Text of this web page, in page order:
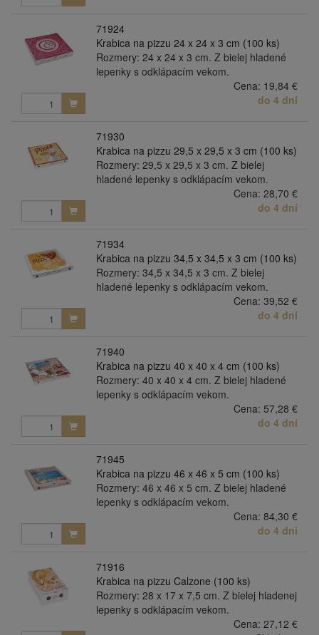
71924
Krabica na pizzu 24 x 24 x 3 cm (100 ks)
Rozmery: 24 x 24 x 3 cm. Z bielej hladené
lepenky s odklápacím vekom.
Cena: 19,84 €
do 4 dní
71930
Krabica na pizzu 29,5 x 29,5 x 3 cm (100 ks)
Rozmery: 29,5 x 29,5 x 3 cm. Z bielej
hladené lepenky s odklápacím vekom.
Cena: 28,70 €
do 4 dní
71934
Krabica na pizzu 34,5 x 34,5 x 3 cm (100 ks)
Rozmery: 34,5 x 34,5 x 3 cm. Z bielej
hladené lepenky s odklápacím vekom.
Cena: 39,52 €
do 4 dní
71940
Krabica na pizzu 40 x 40 x 4 cm (100 ks)
Rozmery: 40 x 40 x 4 cm. Z bielej hladené
lepenky s odklápacím vekom.
Cena: 57,28 €
do 4 dní
71945
Krabica na pizzu 46 x 46 x 5 cm (100 ks)
Rozmery: 46 x 46 x 5 cm. Z bielej hladené
lepenky s odklápacím vekom.
Cena: 84,30 €
do 4 dní
71916
Krabica na pizzu Calzone (100 ks)
Rozmery: 28 x 17 x 7,5 cm. Z bielej hladenej
lepenky s odklápacím vekom.
Cena: 27,12 €